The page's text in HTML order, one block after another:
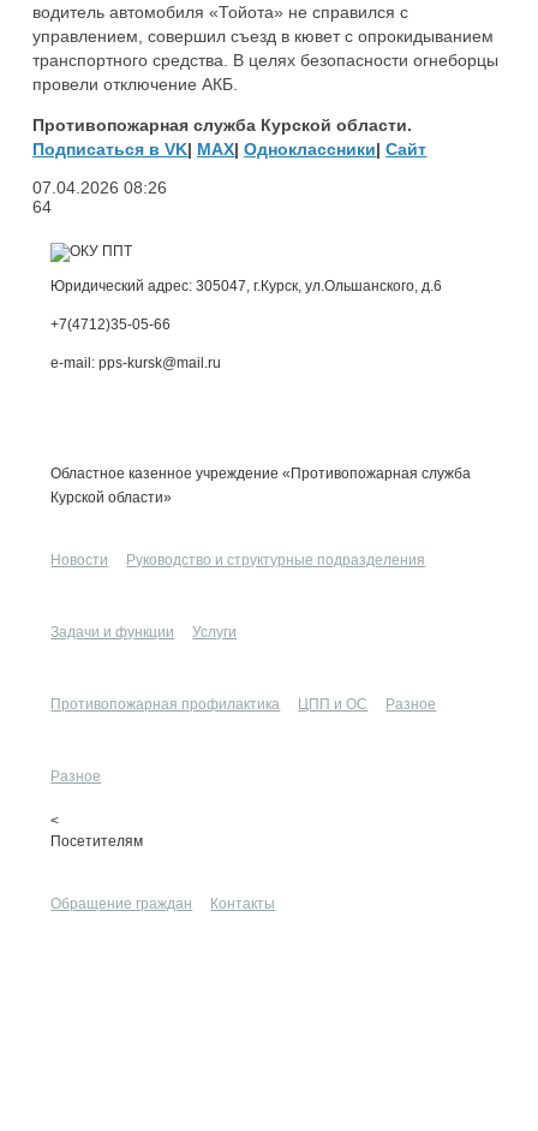
водитель автомобиля «Тойота» не справился с
управлением, совершил съезд в кювет с опрокидыванием
транспортного средства. В целях безопасности огнеборцы
провели отключение АКБ.
Противопожарная служба Курской области.
Подписаться в VK| MAX|Одноклассники|Сайт
07.04.2026 08:26
64
Юридический адрес: 305047, г.Курск, ул.Ольшанского, д.6
+7(4712)35-05-66
e-mail: pps-kursk@mail.ru
Областное казенное учреждение «Противопожарная служба
Курской области»
Новости Руководство и структурные подразделения
Задачи и функции Услуги
Противопожарная профилактика ЦПП и ОС Разное
Разное
<
Посетителям
Обращение граждан Контакты